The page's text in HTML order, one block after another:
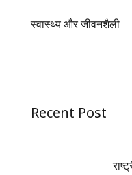
स्वास्थ्य और जीवनशैली
Recent Post